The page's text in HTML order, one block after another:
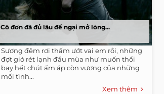
Cô đơn đã đủ lâu để ngại mở lòng...
Sương đêm rơi thấm ướt vai em rồi, những
đợt gió rét lạnh đầu mùa như muốn thổi
bay hết chút ấm áp còn vương của những
mối tình...
Xem thêm